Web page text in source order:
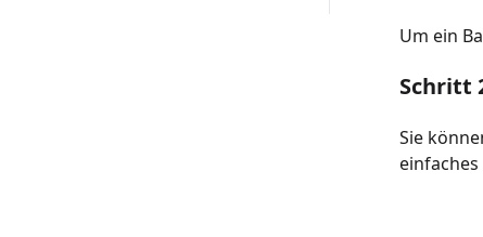
Um ein
Schritt
Sie
einfaches